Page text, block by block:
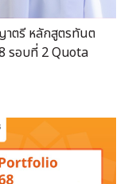
ตรี หลักสูตรทันต
รอบที่ 2 Quota